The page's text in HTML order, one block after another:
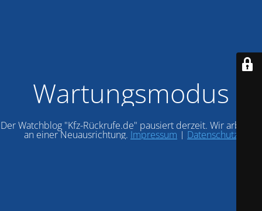
Wartungsmodus
Der Watchblog "Kfz-Rückrufe.de" pausiert derzeit. Wir arbeiten
an einer Neuausrichtung. Impressum | Datenschutz